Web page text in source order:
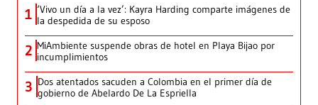
1 ‘Vivo un día a la vez’: Kayra Harding comparte imágenes de
la despedida de su esposo
2 MiAmbiente suspende obras de hotel en Playa Bijao por
incumplimientos
3 Dos atentados sacuden a Colombia en el primer día de
gobierno de Abelardo De La Espriella